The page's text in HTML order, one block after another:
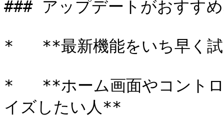
### アップデートがおすす
*   **最新機能をいち早く
*   **ホーム画面やコントロ
イズしたい人**